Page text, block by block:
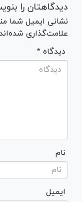
دیدگاهتان را
نشانی ایمیل شما
علامت‌گذاری
* دیدگاه
نام
ایمیل